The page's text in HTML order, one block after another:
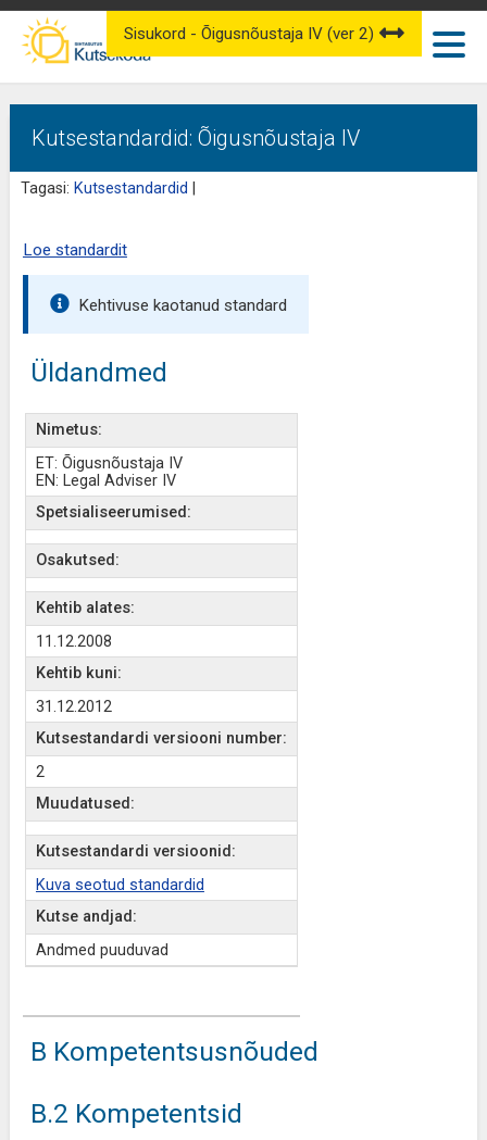
Kutsestandardid: Õigusnõustaja IV
Tagasi: Kutsestandardid
Sisukord - Õigusnõustaja IV (ver 2)
Loe standardit
Kehtivuse kaotanud standard
Üldandmed
Nimetus:
ET: Õigusnõustaja IV
EN: Legal Adviser IV
Spetsialiseerumised:
Osakutsed:
Kehtib alates:
11.12.2008
Kehtib kuni:
31.12.2012
Kutsestandardi versiooni number:
2
Muudatused:
Kutsestandardi versioonid:
Kuva seotud standardid
Kutse andjad:
Andmed puuduvad
B Kompetentsusnõuded
B.2 Kompetentsid